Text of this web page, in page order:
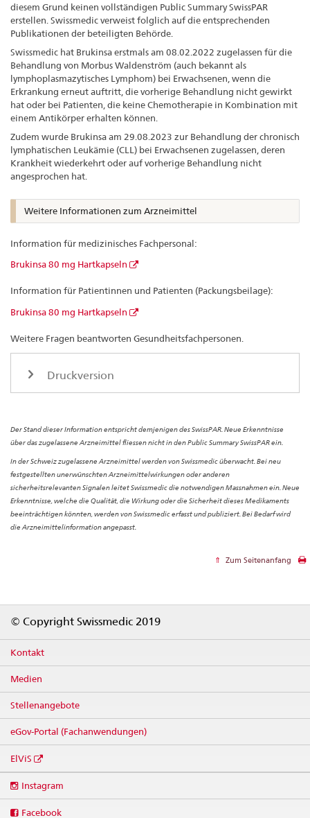
diesem Grund keinen vollständigen Public Summary SwissPAR
erstellen. Swissmedic verweist folglich auf die entsprechenden
Publikationen der beteiligten Behörde.
Swissmedic hat Brukinsa erstmals am 08.02.2022 zugelassen für die
Behandlung von Morbus Waldenström (auch bekannt als
lymphoplasmazytisches Lymphom) bei Erwachsenen, wenn die
Erkrankung erneut auftritt, die vorherige Behandlung nicht gewirkt
hat oder bei Patienten, die keine Chemotherapie in Kombination mit
einem Antikörper erhalten können.
Zudem wurde Brukinsa am 29.08.2023 zur Behandlung der chronisch
lymphatischen Leukämie (CLL) bei Erwachsenen zugelassen, deren
Krankheit wiederkehrt oder auf vorherige Behandlung nicht
angesprochen hat.
Weitere Informationen zum Arzneimittel
Information für medizinisches Fachpersonal:
Brukinsa 80 mg Hartkapseln
Information für Patientinnen und Patienten (Packungsbeilage):
Brukinsa 80 mg Hartkapseln
Weitere Fragen beantworten Gesundheitsfachpersonen.
Druckversion
Der Stand dieser Information entspricht demjenigen des SwissPAR. Neue Erkenntnisse
über das zugelassene Arzneimittel fliessen nicht in den Public Summary SwissPAR ein.
In der Schweiz zugelassene Arzneimittel werden von Swissmedic überwacht. Bei neu
festgestellten unerwünschten Arzneimittelwirkungen oder anderen
sicherheitsrelevanten Signalen leitet Swissmedic die notwendigen Massnahmen ein. Neue
Erkenntnisse, welche die Qualität, die Wirkung oder die Sicherheit dieses Medikaments
beeinträchtigen könnten, werden von Swissmedic erfasst und publiziert. Bei Bedarf wird
die Arzneimittelinformation angepasst.
Zum Seitenanfang
© Copyright Swissmedic 2019
Kontakt
Medien
Stellenangebote
eGov-Portal (Fachanwendungen)
ElViS
media
Instagram
Facebook